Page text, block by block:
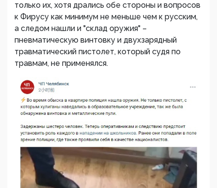
только их, хотя дрались обе стороны и вопросов
к Фирусу как минимум не меньше чем к русским,
а следом нашли и "склад оружия" –
пневматическую винтовку и двухзарядный
травматический пистолет, который судя по
травмам, не применялся.